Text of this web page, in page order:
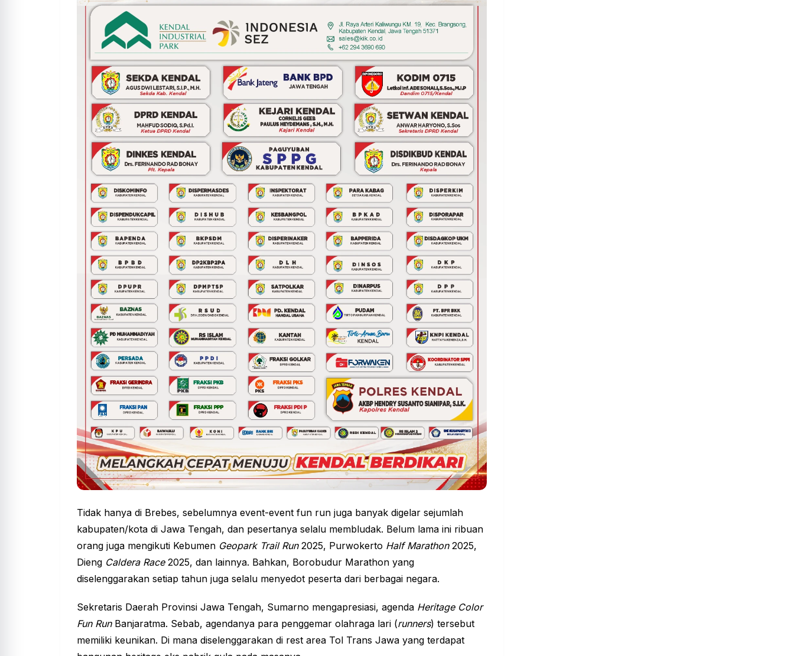
Tidak hanya di Brebes, sebelumnya event-event fun run juga banyak digelar sejumlah
kabupaten/kota di Jawa Tengah, dan pesertanya selalu membludak. Belum lama ini ribuan
orang juga mengikuti Kebumen Geopark Trail Run2025, Purwokerto Half Marathon2025,
Dieng Caldera Race2025, dan lainnya. Bahkan, Borobudur Marathon yang
diselenggarakan setiap tahun juga selalu menyedot peserta dari berbagai negara.
Sekretaris Daerah Provinsi Jawa Tengah, Sumarno mengapresiasi, agenda Heritage Color
Fun Run Banjaratma. Sebab, agendanya para penggemar olahraga lari (runners) tersebut
memiliki keunikan. Di mana diselenggarakan di rest area Tol Trans Jawa yang terdapat